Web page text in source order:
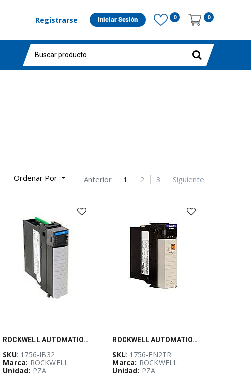
Registrarse Iniciar Sesión 0 0
Anterior 1 2 3 Siguiente
Ordenar Por
ROCKWELL AUTOMATION, Tarjeta de entradas digitales VDC 32pt para ControlLogix, 10-31 VDC - 1756IB32
SKU: 1756-IB32
Marca: ROCKWELL
Unidad: PZA
ROCKWELL AUTOMATION, Tarjeta de Ethernet/IP 10/100, puerto doble - 1756EN2TR
SKU: 1756-EN2TR
Marca: ROCKWELL
Unidad: PZA